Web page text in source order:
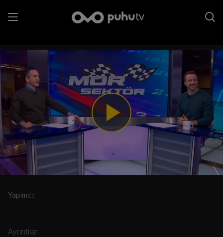
Play
Video
1. Bölüm
Kategori:
Yapımcı:
Ayrıntılar